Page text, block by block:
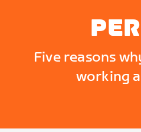
Five reasons
working